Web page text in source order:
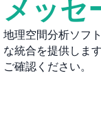
メッセ
地理空間分析ソフ
な統合を提供しま
ご確認ください。